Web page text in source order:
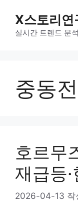
X스토리연
실시간 트렌드 분
중동
호르무
재급등
2026-04-13 작